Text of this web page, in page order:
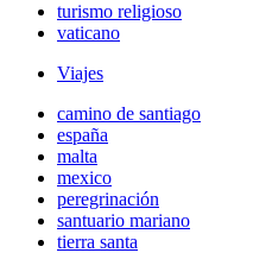
turismo religioso
vaticano
Viajes
camino de santiago
españa
malta
mexico
peregrinación
santuario mariano
tierra santa